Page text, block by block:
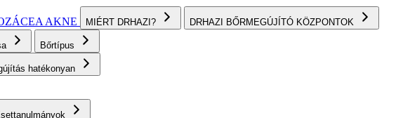
AKNE MIÉRT DRHAZI? DRHAZI BŐRMEGÚJÍTÓ KÖZPONTOK
Bőrtípus
hatékonyan